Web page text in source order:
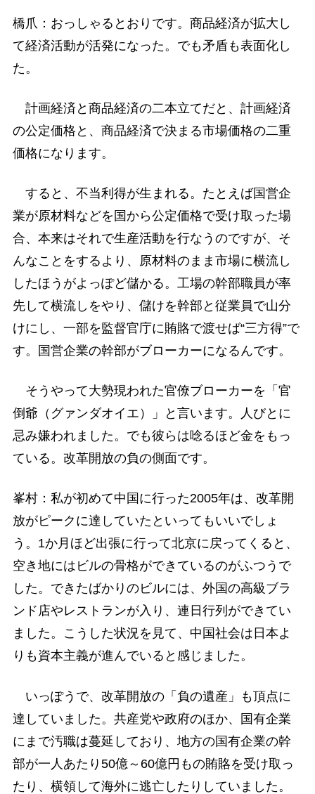
橋爪：おっしゃるとおりです。商品経済が拡大し
て経済活動が活発になった。でも矛盾も表面化し
た。
計画経済と商品経済の二本立てだと、計画経済
の公定価格と、商品経済で決まる市場価格の二重
価格になります。
すると、不当利得が生まれる。たとえば国営企
業が原材料などを国から公定価格で受け取った場
合、本来はそれで生産活動を行なうのですが、そ
んなことをするより、原材料のまま市場に横流し
したほうがよっぽど儲かる。工場の幹部職員が率
先して横流しをやり、儲けを幹部と従業員で山分
けにし、一部を監督官庁に賄賂で渡せば“三方得”で
す。国営企業の幹部がブローカーになるんです。
そうやって大勢現われた官僚ブローカーを「官
倒爺（グァンダオイエ）」と言います。人びとに
忌み嫌われました。でも彼らは唸るほど金をもっ
ている。改革開放の負の側面です。
峯村：私が初めて中国に行った2005年は、改革開
放がピークに達していたといってもいいでしょ
う。1か月ほど出張に行って北京に戻ってくると、
空き地にはビルの骨格ができているのがふつうで
した。できたばかりのビルには、外国の高級ブラ
ンド店やレストランが入り、連日行列ができてい
ました。こうした状況を見て、中国社会は日本よ
りも資本主義が進んでいると感じました。
いっぽうで、改革開放の「負の遺産」も頂点に
達していました。共産党や政府のほか、国有企業
にまで汚職は蔓延しており、地方の国有企業の幹
部が一人あたり50億～60億円もの賄賂を受け取っ
たり、横領して海外に逃亡したりしていました。